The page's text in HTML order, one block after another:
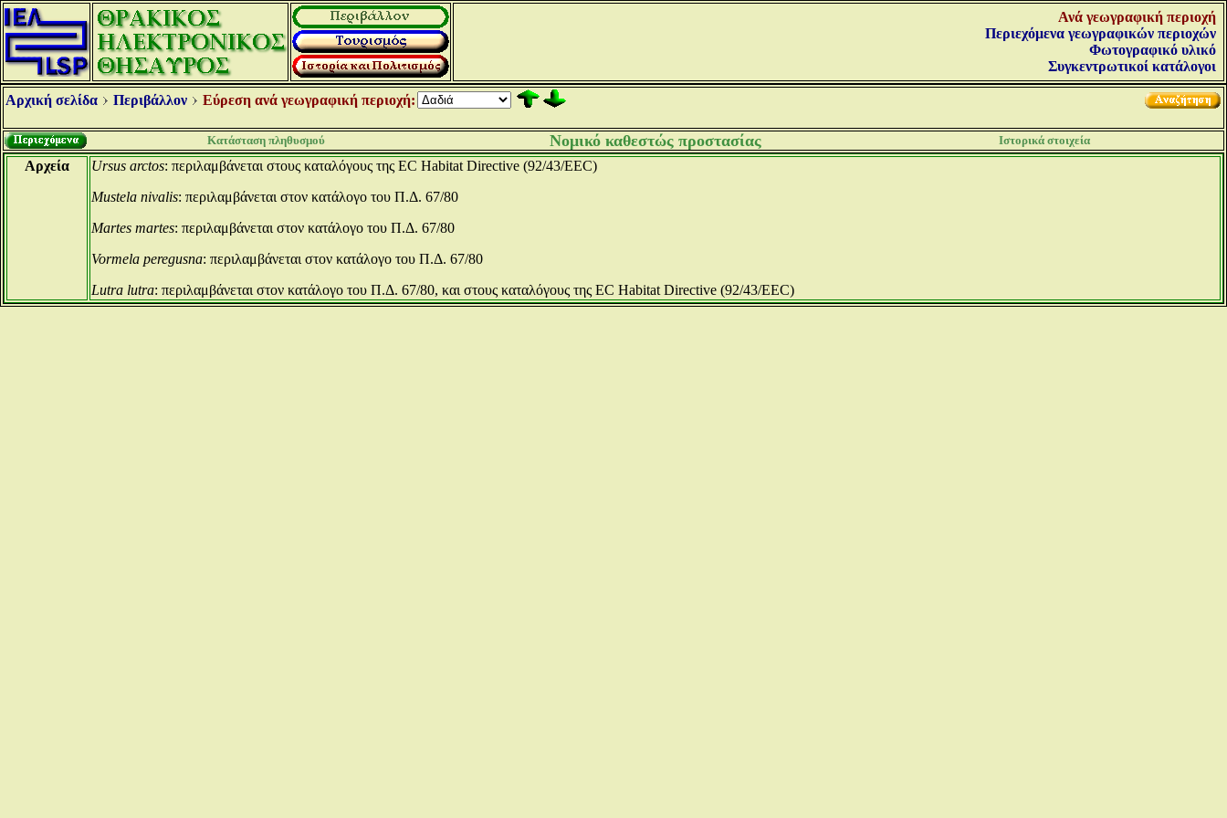
Ανά γεωγραφική περιοχή
Περιεχόμενα γεωγραφικών περιοχών
Φωτογραφικό υλικό
Συγκεντρωτικοί κατάλογοι
Αρχική σελίδα Περιβάλλον Εύρεση ανά γεωγραφική περιοχή:
Κατάσταση πληθυσμού Νομικό καθεστώς προστασίας Ιστορικά στοιχεία
Αρχεία Ursus arctos: περιλαμβάνεται στους καταλόγους της EC Habitat Directive (92/43/EEC)
Mustela nivalis: περιλαμβάνεται στον κατάλογο του Π.Δ. 67/80
Martes martes: περιλαμβάνεται στον κατάλογο του Π.Δ. 67/80
Vormela peregusna: περιλαμβάνεται στον κατάλογο του Π.Δ. 67/80
Lutra lutra: περιλαμβάνεται στον κατάλογο του Π.Δ. 67/80, και στους καταλόγους της EC Habitat Directive (92/43/EEC)